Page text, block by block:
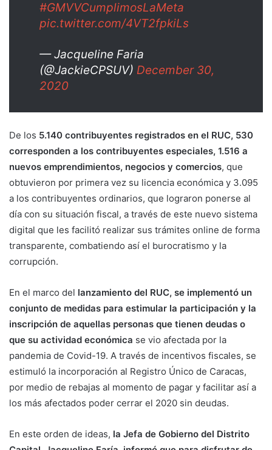
#GMVVCumplimosLaMeta
pic.twitter.com/4VT2fpkiLs
— Jacqueline Faria
(@JackieCPSUV) December 30,
2020
De los 5.140 contribuyentes registrados en el RUC, 530
corresponden a los contribuyentes especiales, 1.516 a
nuevos emprendimientos, negocios y comercios, que
obtuvieron por primera vez su licencia económica y 3.095
a los contribuyentes ordinarios, que lograron ponerse al
día con su situación fiscal, a través de este nuevo sistema
digital que les facilitó realizar sus trámites online de forma
transparente, combatiendo así el burocratismo y la
corrupción.
En el marco del lanzamiento del RUC, se implementó un
conjunto de medidas para estimular la participación y la
inscripción de aquellas personas que tienen deudas o
que su actividad económica se vio afectada por la
pandemia de Covid-19. A través de incentivos fiscales, se
estimuló la incorporación al Registro Único de Caracas,
por medio de rebajas al momento de pagar y facilitar así a
los más afectados poder cerrar el 2020 sin deudas.
En este orden de ideas, la Jefa de Gobierno del Distrito